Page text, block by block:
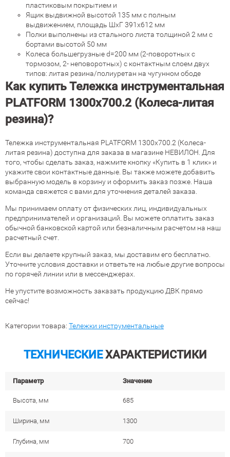
пластиковым покрытием и
Ящик выдвижной высотой 135 мм с полным
выдвижением, площадь ШхГ 391x612 мм
Полки выполнены из стального листа толщиной 2 мм с
бортами высотой 50 мм
Колеса большегрузные d=200 мм (2-поворотных с
тормозом, 2- неповоротных) с контактным слоем двух
типов: литая резина/полиуретан на чугунном ободе
Как купить Тележка инструментальная
PLATFORM 1300х700.2 (Колеса-литая
резина)?
Тележка инструментальная PLATFORM 1300х700.2 (Колеса-
литая резина) доступна для заказа в магазине НЕВИЛОН. Для
того, чтобы сделать заказ, нажмите кнопку «Купить в 1 клик» и
укажите свои контактные данные. Вы также можете добавить
выбранную модель в корзину и оформить заказ позже. Наша
команда свяжется с вами для уточнения деталей заказа.
Мы принимаем оплату от физических лиц, индивидуальных
предпринимателей и организаций. Вы можете оплатить заказ
обычной банковской картой или безналичным расчетом на наш
расчетный счет.
Если вы делаете крупный заказ, мы доставим его бесплатно.
Уточните условия доставки и ответьте на любые другие вопросы
по горячей линии или в мессенджерах.
Не упустите возможность заказать продукцию ДВК прямо
сейчас!
Категории товара: Тележки инструментальные
ТЕХНИЧЕСКИЕХАРАКТЕРИСТИКИ
Параметр Значение
Высота, мм 685
Ширина, мм 1300
Глубина, мм 700